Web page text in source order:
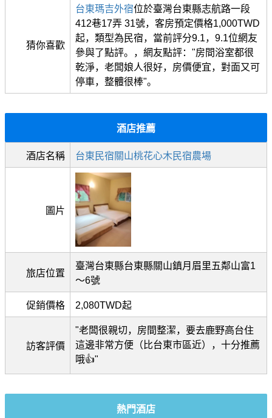
猜你喜歡
台東瑪吉外宿位於臺灣台東縣志航路一段
412巷17弄 31號，客房預定價格1,000TWD
起，類型為民宿，當前評分9.1，9.1位網友
參與了點評。，網友點評："房間浴室都很
乾淨，老闆娘人很好，房價便宜，對面又可
停車，整體很棒"。
酒店推薦
酒店名稱 台東民宿關山桃花心木民宿農場
圖片
旅店位置
臺灣台東縣台東縣關山鎮月眉里五鄰山富1
～6號
促銷價格 2,080TWD起
訪客評價
"老闆很親切，房間整潔，要去鹿野高台住
這邊非常方便（比台東市區近），十分推薦
哦👍"
熱門酒店